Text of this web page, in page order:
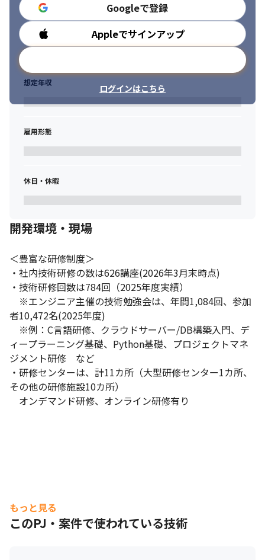
Googleで登録
Appleでサインアップ
ログインはこちら
勤務時間
想定年収
雇用形態
休日・休暇
開発環境・現場
＜豊富な研修制度＞
・社内技術研修の数は626講座(2026年3月末時点)
・技術研修回数は784回（2025年度実績）
※エンジニア主催の技術勉強会は、年間1,084回、参加
者10,472名(2025年度)
※例：C言語研修、クラウドサーバー/DB構築入門、デ
ィープラーニング基礎、Python基礎、プロジェクトマネ
ジメント研修　など
・研修センターは、計11カ所（大型研修センター1カ所、
その他の研修施設10カ所）
オンデマンド研修、オンライン研修有り
もっと見る
このPJ・案件で使われている技術